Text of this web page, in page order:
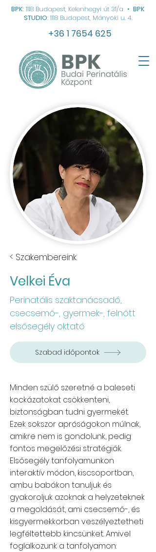
BPK: 1118 Budapest, Kelenhegyi út 31/a • BPK
STUDIO: 1118 Budapest, Mányoki u. 4.
+36 1 7654 625
< Szakembereink
Velkei Éva
Perinatális szaktanácsadó,
csecsemő-, gyermek-, felnőtt
elsősegély oktató
Szabad időpontok
Minden szülő szeretné a baleseti
kockázatokat csökkenteni,
biztonságban tudni gyermekét.
Ezek sokszor apróságokon múlnak,
amikre nem is gondolunk, pedig
fontos megelőzési stratégiák.
Elsősegély tanfolyamunkon
interaktív módon, kiscsoportban,
ambu babákon tanuljuk és
gyakoroljuk azoknak a helyzeteknek
a megoldását, ami csecsemő-, és
kisgyermekkorban veszélyeztetheti
legféltettebb kincsünket. Amivel
foglalkozunk a tanfolyamon: